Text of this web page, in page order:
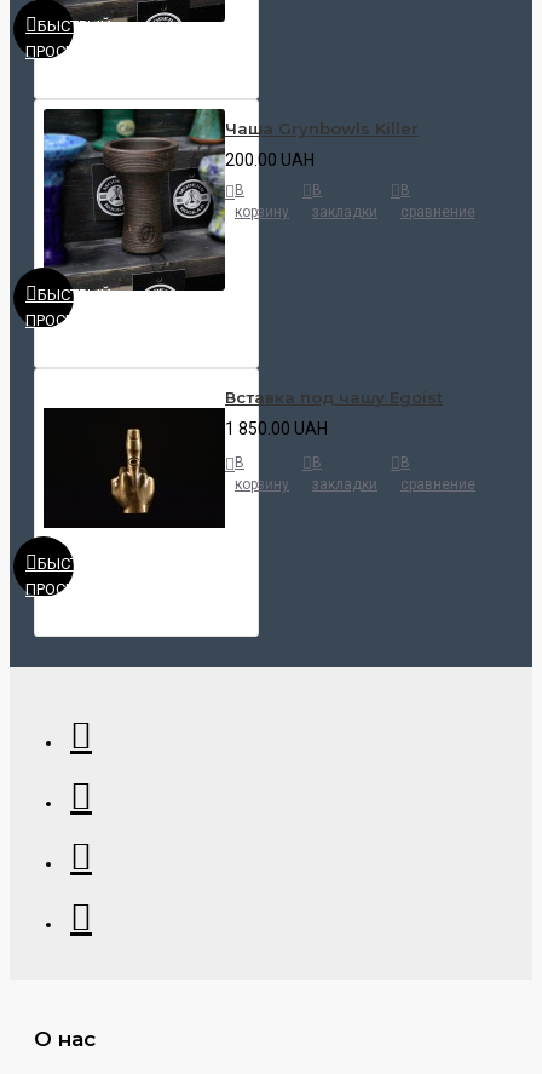
БЫСТРЫЙ
ПРОСМОТР
БЫСТРЫЙ
ПРОСМОТР
Чаша Grynbowls Killer
200.00 UAH
В
корзину
В
закладки
В
сравнение
БЫСТРЫЙ
ПРОСМОТР
Вставка под чашу Egoist
1 850.00 UAH
В
корзину
В
закладки
В
сравнение
О нас